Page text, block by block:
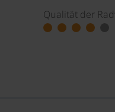
Qualität der